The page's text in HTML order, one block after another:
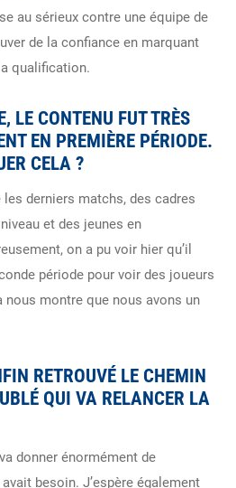
au sérieux contre une équipe de
de la confiance en marquant
qualification.
LE CONTENU FUT TRÈS
EN PREMIÈRE PÉRIODE.
CELA ?
derniers matchs, des cadres
et des jeunes en
on a pu voir hier qu’il
période pour voir des joueurs
nous montre que nous avons un
RETROUVÉ LE CHEMIN
QUI VA RELANCER LA
donner énormément de
besoin. J’espère également